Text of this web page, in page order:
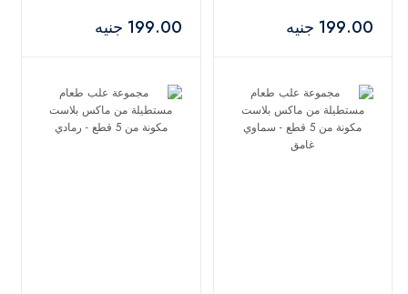
قطع - بيج
199.00 جنيه
قطع - رمادي غامق
199.00 جنيه